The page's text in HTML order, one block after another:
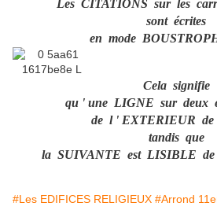
Les CITATIONS sur les
sont écrites
en mode
Cela signifie
qu ' une LIGNE sur deux
de l ' EXTERIEUR de
tandis que
la SUIVANTE est LISIBLE
#Les EDIFICES RELIGIEUX #Arrond